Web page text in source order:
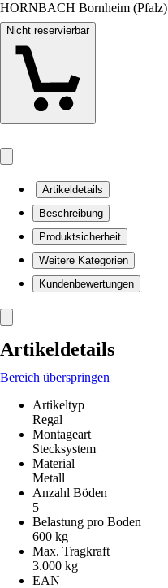
HORNBACH Bornheim (Pfalz)
Nicht reservierbar
Artikeldetails
Beschreibung
Produktsicherheit
Weitere Kategorien
Kundenbewertungen
Artikeldetails
Bereich überspringen
Artikeltyp
Regal
Montageart
Stecksystem
Material
Metall
Anzahl Böden
5
Belastung pro Boden
600 kg
Max. Tragkraft
3.000 kg
EAN